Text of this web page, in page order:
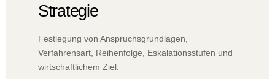
Strategie
Festlegung von Anspruchsgrundlagen,
Verfahrensart, Reihenfolge, Eskalationsstufen und
wirtschaftlichem Ziel.